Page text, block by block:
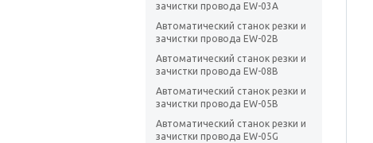
зачистки провода EW-03A
Автоматический станок резки и
зачистки провода EW-02B
Автоматический станок резки и
зачистки провода EW-08B
Автоматический станок резки и
зачистки провода EW-05B
Автоматический станок резки и
зачистки провода EW-05G